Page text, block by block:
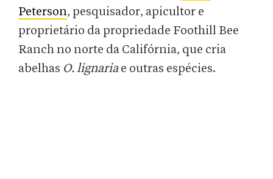
Peterson, pesquisador, apicultor e
proprietário da propriedade Foothill Bee
Ranch no norte da Califórnia, que cria
abelhas O. lignaria e outras espécies.